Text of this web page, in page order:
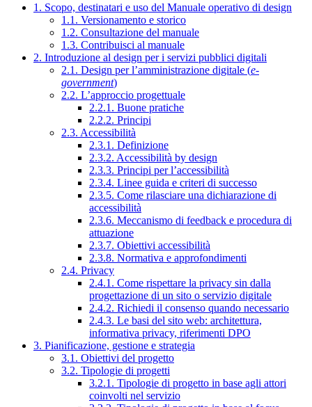
1. Scopo, destinatari e uso del Manuale operativo di design
1.1. Versionamento e storico
1.2. Consultazione del manuale
1.3. Contribuisci al manuale
2. Introduzione al design per i servizi pubblici digitali
2.1. Design per l’amministrazione digitale (e-
government)
2.2. L’approccio progettuale
2.2.1. Buone pratiche
2.2.2. Principi
2.3. Accessibilità
2.3.1. Definizione
2.3.2. Accessibilità by design
2.3.3. Principi per l’accessibilità
2.3.4. Linee guida e criteri di successo
2.3.5. Come rilasciare una dichiarazione di
accessibilità
2.3.6. Meccanismo di feedback e procedura di
attuazione
2.3.7. Obiettivi accessibilità
2.3.8. Normativa e approfondimenti
2.4. Privacy
2.4.1. Come rispettare la privacy sin dalla
progettazione di un sito o servizio digitale
2.4.2. Richiedi il consenso quando necessario
2.4.3. Le basi del sito web: architettura,
informativa privacy, riferimenti DPO
3. Pianificazione, gestione e strategia
3.1. Obiettivi del progetto
3.2. Tipologie di progetti
3.2.1. Tipologie di progetto in base agli attori
coinvolti nel servizio